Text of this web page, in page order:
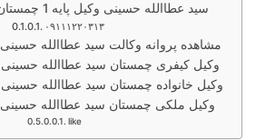
سید عطاالله حسینی وکیل پایه 1 چمستان
۰۹۱۱۱۲۲۰۳۱۳
مشاهده پروانه وکالت سید عطاالله حسینی
وکیل کیفری چمستان سید عطاالله حسینی
وکیل خانواده چمستان سید عطاالله حسینی
وکیل ملکی چمستان سید عطاالله حسینی
like